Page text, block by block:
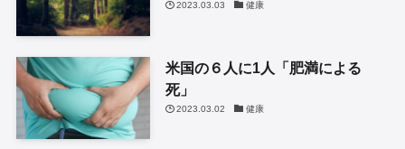
2023.03.03 健康
米国の６人に1人「肥満による
死」
2023.03.02 健康